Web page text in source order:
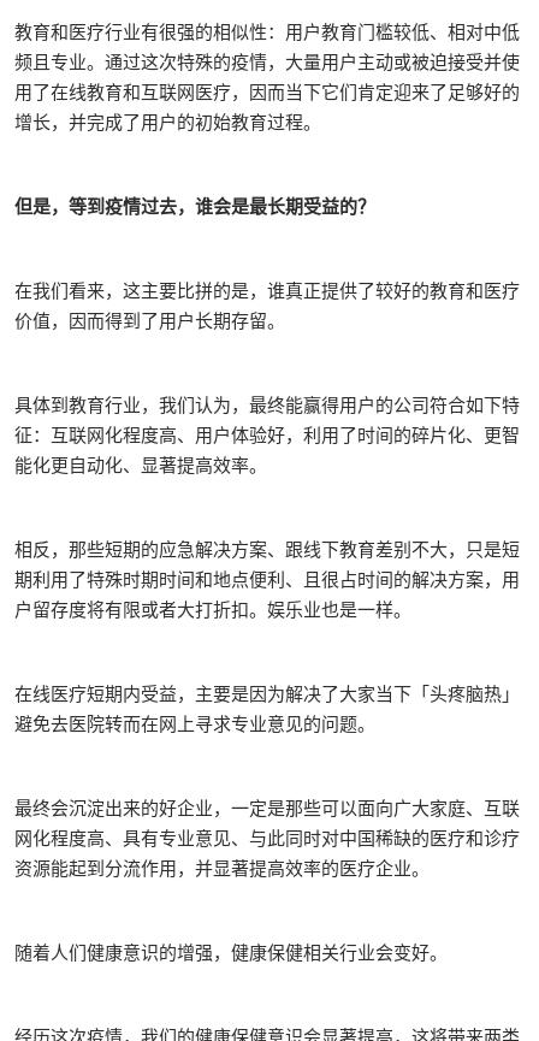
教育和医疗行业有很强的相似性：用户教育门槛较低、相对中低
频且专业。通过这次特殊的疫情，大量用户主动或被迫接受并使
用了在线教育和互联网医疗，因而当下它们肯定迎来了足够好的
增长，并完成了用户的初始教育过程。
但是，等到疫情过去，谁会是最长期受益的？
在我们看来，这主要比拼的是，谁真正提供了较好的教育和医疗
价值，因而得到了用户长期存留。
具体到教育行业，我们认为，最终能赢得用户的公司符合如下特
征：互联网化程度高、用户体验好，利用了时间的碎片化、更智
能化更自动化、显著提高效率。
相反，那些短期的应急解决方案、跟线下教育差别不大，只是短
期利用了特殊时期时间和地点便利、且很占时间的解决方案，用
户留存度将有限或者大打折扣。娱乐业也是一样。
在线医疗短期内受益，主要是因为解决了大家当下「头疼脑热」
避免去医院转而在网上寻求专业意见的问题。
最终会沉淀出来的好企业，一定是那些可以面向广大家庭、互联
网化程度高、具有专业意见、与此同时对中国稀缺的医疗和诊疗
资源能起到分流作用，并显著提高效率的医疗企业。
随着人们健康意识的增强，健康保健相关行业会变好。
经历这次疫情，我们的健康保健意识会显著提高，这将带来两类